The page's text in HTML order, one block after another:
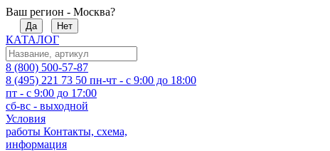
Ваш регион - Москва?
Да Нет
КАТАЛОГ
8 (800) 500-57-87
8 (495) 221 73 50 пн-чт - с 9:00 до 18:00
пт - с 9:00 до 17:00
сб-вс - выходной
Условия
работы Контакты, схема,
информация